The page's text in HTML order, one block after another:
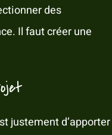
des
Il faut créer une
justement d’apporter